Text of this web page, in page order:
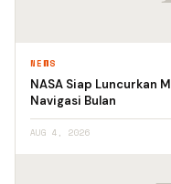
NEWS
NASA Siap Luncurkan
Navigasi Bulan
AUG 4, 2026